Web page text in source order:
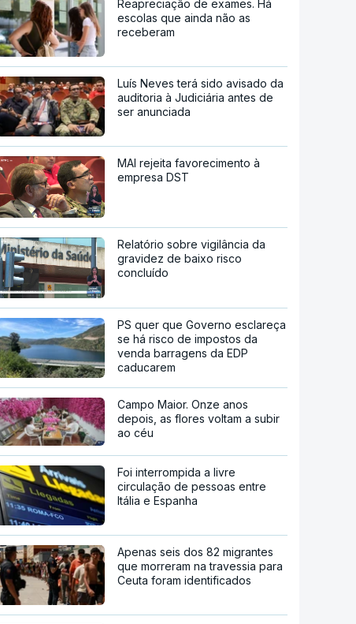
Reapreciação de exames. Há
escolas que ainda não as
receberam
Luís Neves terá sido avisado da
auditoria à Judiciária antes de
ser anunciada
MAI rejeita favorecimento à
empresa DST
Relatório sobre vigilância da
gravidez de baixo risco
concluído
PS quer que Governo esclareça
se há risco de impostos da
venda barragens da EDP
caducarem
Campo Maior. Onze anos
depois, as flores voltam a subir
ao céu
Foi interrompida a livre
circulação de pessoas entre
Itália e Espanha
Apenas seis dos 82 migrantes
que morreram na travessia para
Ceuta foram identificados